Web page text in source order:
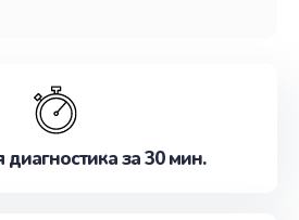
диагностика за 30 мин.